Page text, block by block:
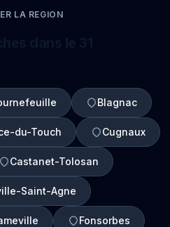
LA REGION
Blagnac
du-Touch Cugnaux
Castanet-Tolosan
Saint-Agne
Fonsorbes